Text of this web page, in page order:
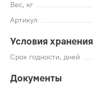
Вес, кг
Артикул
Условия хранения
Срок годности, дней
Документы